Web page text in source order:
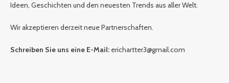
Ideen, Geschichten und den neuesten Trends aus aller Welt.
Wir akzeptieren derzeit neue Partnerschaften.
Schreiben Sie uns eine E-Mail: erichartter3@gmail.com